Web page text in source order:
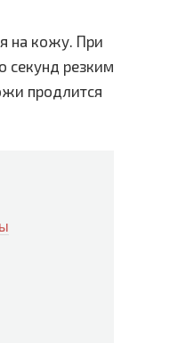
на кожу. При
секунд резким
продлится